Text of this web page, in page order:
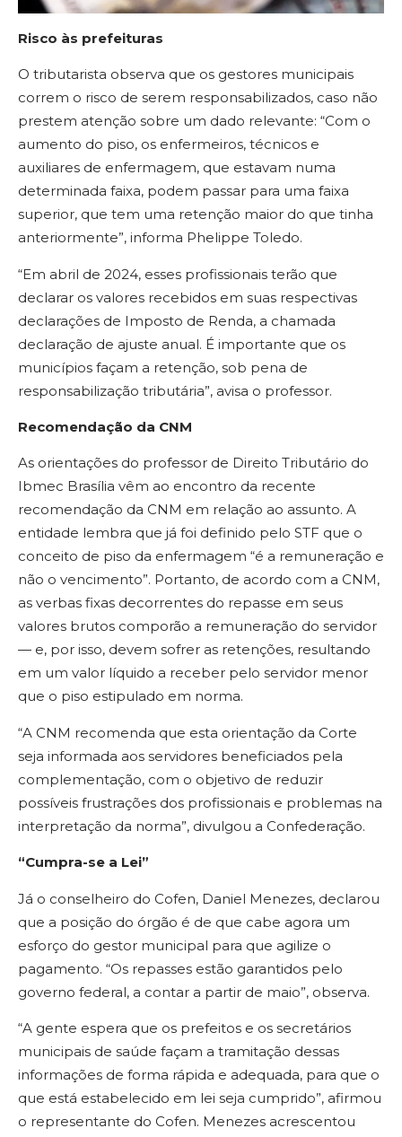
Risco às prefeituras
O tributarista observa que os gestores municipais
correm o risco de serem responsabilizados, caso não
prestem atenção sobre um dado relevante: “Com o
aumento do piso, os enfermeiros, técnicos e
auxiliares de enfermagem, que estavam numa
determinada faixa, podem passar para uma faixa
superior, que tem uma retenção maior do que tinha
anteriormente”, informa Phelippe Toledo.
“Em abril de 2024, esses profissionais terão que
declarar os valores recebidos em suas respectivas
declarações de Imposto de Renda, a chamada
declaração de ajuste anual. É importante que os
municípios façam a retenção, sob pena de
responsabilização tributária”, avisa o professor.
Recomendação da CNM
As orientações do professor de Direito Tributário do
Ibmec Brasília vêm ao encontro da recente
recomendação da CNM em relação ao assunto. A
entidade lembra que já foi definido pelo STF que o
conceito de piso da enfermagem “é a remuneração e
não o vencimento”. Portanto, de acordo com a CNM,
as verbas fixas decorrentes do repasse em seus
valores brutos comporão a remuneração do servidor
— e, por isso, devem sofrer as retenções, resultando
em um valor líquido a receber pelo servidor menor
que o piso estipulado em norma.
“A CNM recomenda que esta orientação da Corte
seja informada aos servidores beneficiados pela
complementação, com o objetivo de reduzir
possíveis frustrações dos profissionais e problemas na
interpretação da norma”, divulgou a Confederação.
“Cumpra-se a Lei”
Já o conselheiro do Cofen, Daniel Menezes, declarou
que a posição do órgão é de que cabe agora um
esforço do gestor municipal para que agilize o
pagamento. “Os repasses estão garantidos pelo
governo federal, a contar a partir de maio”, observa.
“A gente espera que os prefeitos e os secretários
municipais de saúde façam a tramitação dessas
informações de forma rápida e adequada, para que o
que está estabelecido em lei seja cumprido”, afirmou
o representante do Cofen. Menezes acrescentou